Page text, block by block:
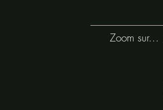
Zoom sur...